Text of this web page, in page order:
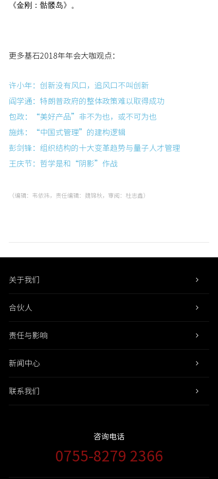
《金刚：骷髅岛》。
更多基石2018年年会大咖观点：
许小年：创新没有风口，追风口不叫创新
阎学通：特朗普政府的整体政策难以取得成功
包政：“美好产品”非不为也，或不可为也
施炜：“中国式管理”的建构逻辑
彭剑锋：组织结构的十大变革趋势与量子人才管理
王庆节：哲学是和“阴影”作战
（编辑：韦依祎，责任编辑：魏锦秋，审阅：杜志鑫）
关于我们
合伙人
责任与影响
新闻中心
联系我们
咨询电话
0755-8279 2366